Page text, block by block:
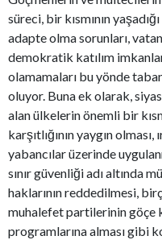
süreci, bir kısmının
adapte olma sorunları,
demokratik katılım
olamamaları bu yönde
oluyor. Buna ek olarak,
alan ülkelerin önemli bir
karşıtlığının yaygın
yabancılar üzerinde
sınır güvenliği adı altında
haklarının reddedilmesi,
muhalefet partilerinin göçe
programlarına alması gibi